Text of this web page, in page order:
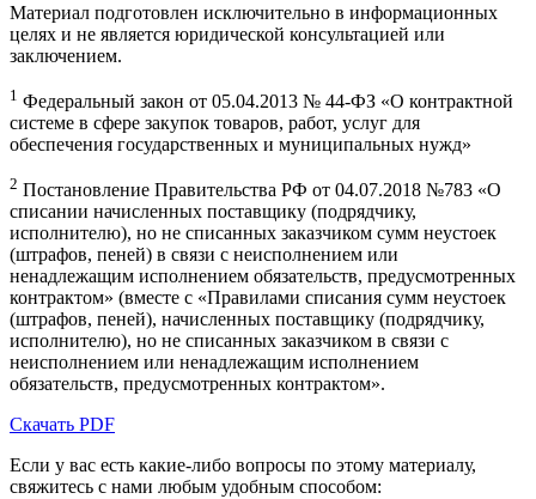
Материал подготовлен исключительно в информационных
целях и не является юридической консультацией или
заключением.
1 Федеральный закон от 05.04.2013 № 44-ФЗ «О контрактной
системе в сфере закупок товаров, работ, услуг для
обеспечения государственных и муниципальных нужд»
2 Постановление Правительства РФ от 04.07.2018 №783 «О
списании начисленных поставщику (подрядчику,
исполнителю), но не списанных заказчиком сумм неустоек
(штрафов, пеней) в связи с неисполнением или
ненадлежащим исполнением обязательств, предусмотренных
контрактом» (вместе с «Правилами списания сумм неустоек
(штрафов, пеней), начисленных поставщику (подрядчику,
исполнителю), но не списанных заказчиком в связи с
неисполнением или ненадлежащим исполнением
обязательств, предусмотренных контрактом».
Скачать PDF
Если у вас есть какие-либо вопросы по этому материалу,
свяжитесь с нами любым удобным способом: